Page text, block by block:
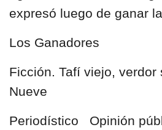
expresó luego de ganar
Los Ganadores
Ficción. Tafí viejo, verdor
Nueve
Periodístico Opinión